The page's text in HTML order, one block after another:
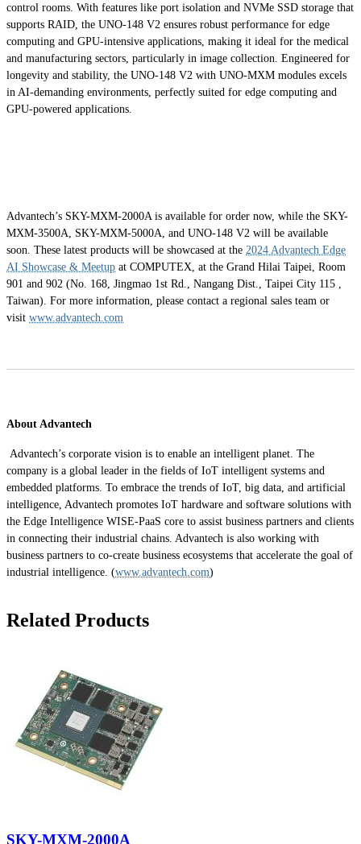
control rooms. With features like port isolation and NVMe SSD storage that
supports RAID, the UNO-148 V2 ensures robust performance for edge
computing and GPU-intensive applications, making it ideal for the medical
and manufacturing sectors, particularly in image collection. Engineered for
longevity and stability, the UNO-148 V2 with UNO-MXM modules excels
in AI-demanding environments, perfectly suited for edge computing and
GPU-powered applications.
Advantech’s SKY-MXM-2000A is available for order now, while the SKY-
MXM-3500A, SKY-MXM-5000A, and UNO-148 V2 will be available
soon. These latest products will be showcased at the 2024 Advantech Edge
AI Showcase & Meetup at COMPUTEX, at the Grand Hilai Taipei, Room
901 and 902 (No. 168, Jingmao 1st Rd., Nangang Dist., Taipei City 115 ,
Taiwan). For more information, please contact a regional sales team or
visit www.advantech.com
About Advantech
Advantech’s corporate vision is to enable an intelligent planet. The
company is a global leader in the fields of IoT intelligent systems and
embedded platforms. To embrace the trends of IoT, big data, and artificial
intelligence, Advantech promotes IoT hardware and software solutions with
the Edge Intelligence WISE-PaaS core to assist business partners and clients
in connecting their industrial chains. Advantech is also working with
business partners to co-create business ecosystems that accelerate the goal of
industrial intelligence. (www.advantech.com)
Related Products
SKY-MXM-2000A